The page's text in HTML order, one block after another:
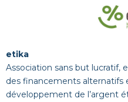
etika
Association sans but lucratif,
des financements alternatifs
développement de l’argent